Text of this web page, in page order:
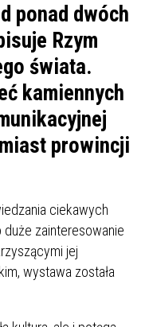
ponad dwóch
Rzym
świata.
kamiennych
prowincji
ciekawych
zainteresowanie
jej
wystawa została